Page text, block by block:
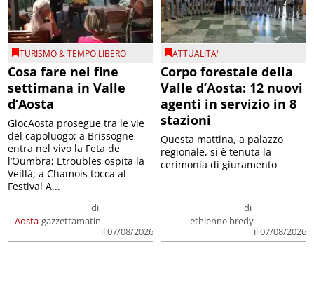
TURISMO & TEMPO LIBERO
Cosa fare nel fine
settimana in Valle
d’Aosta
Aosta
di
gazzettamatin
il 07/08/2026
GiocAosta prosegue tra le vie
del capoluogo; a Brissogne
entra nel vivo la Feta de
l’Oumbra; Etroubles ospita la
Veillà; a Chamois tocca al
Festival A...
ATTUALITA'
Corpo forestale della
Valle d’Aosta: 12 nuovi
agenti in servizio in 8
stazioni
di
ethienne bredy
il 07/08/2026
Questa mattina, a palazzo
regionale, si è tenuta la
cerimonia di giuramento